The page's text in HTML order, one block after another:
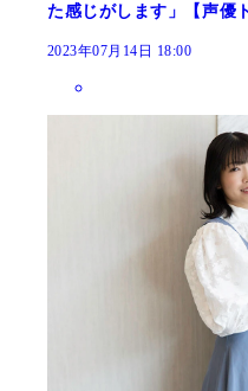
た感じがします」【声優
2023年07月14日 18:00